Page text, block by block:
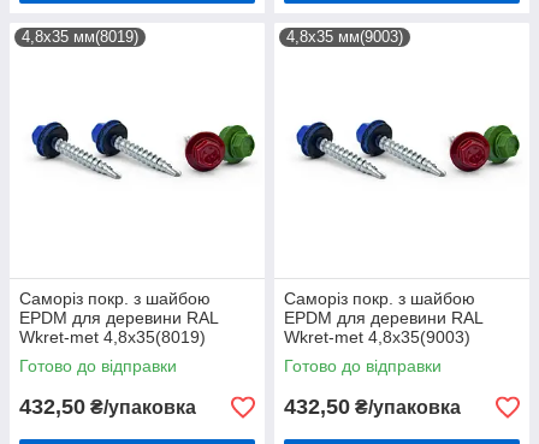
4,8х35 мм(8019)
Саморіз покр. з шайбою
EPDM для деревини RAL
Wkret-met 4,8х35(8019)
(250шт)
Готово до відправки
432,50 ₴/упаковка
4,8х35 мм(9003)
Саморіз покр. з шайбою
EPDM для деревини RAL
Wkret-met 4,8х35(9003)
(250шт)
Готово до відправки
432,50 ₴/упаковка